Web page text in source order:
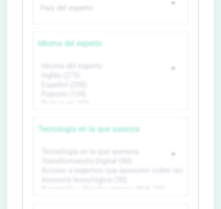
Idioma del experto
Tecnología en la que asesora